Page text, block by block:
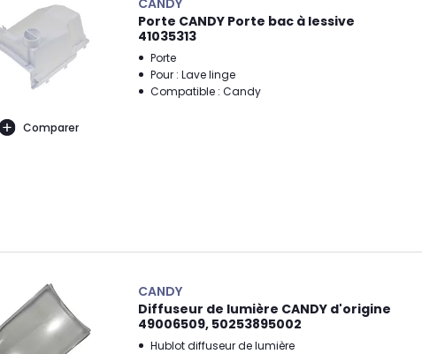
Comparer
CANDY
Porte CANDY Porte bac à lessive
41035313
Porte
Pour : Lave linge
Compatible : Candy
CANDY
Diffuseur de lumière CANDY d'origine
49006509, 50253895002
Hublot diffuseur de lumière